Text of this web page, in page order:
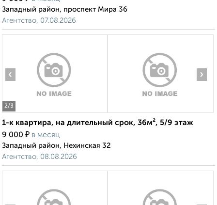
Западный район, проспект Мира 36
Агентство, 07.08.2026
2/3
‹ ›
1-к квартира, на длительный срок, 36м², 5/9 этаж
9 000 ₽ в месяц
Западный район, Нехинская 32
Агентство, 08.08.2026